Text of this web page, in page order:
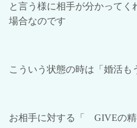
と言う様に相手が分かってく
場合なのです
こういう状態の時は「婚活も
お相手に対する「 GIVEの